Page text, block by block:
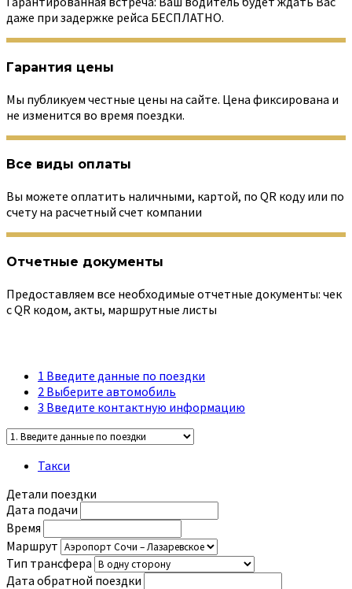
даже при задержке рейса БЕСПЛАТНО.
Гарантия цены
Мы публикуем честные цены на сайте. Цена фиксирована и
не изменится во время поездки.
Все виды оплаты
Вы можете оплатить наличными, картой, по QR коду или по
счету на расчетный счет компании
Отчетные документы
Предоставляем все необходимые отчетные документы: чек
с QR кодом, акты, маршрутные листы
1 Введите данные по поездки
2 Выберите автомобиль
3 Введите контактную информацию
Такси
Детали поездки
Дата подачи
Время
Маршрут
Тип трансфера
Дата обратной поездки